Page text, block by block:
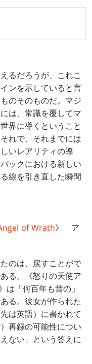
るだろうが、これこ
ンを示していると言
のそのものだ。マジ
は、常識を覆してマ
界に導くということ
れで、それまでには
いレアリティの導
ックにおける新しい
線を引き直した瞬間
of Wrath》 ア
のは、戻すことがで
る。《怒りの天使ア
は「何百年も昔の」
る。彼女が作られた
先は英語）に書かれて
再録の可能性につい
ない」という答えに